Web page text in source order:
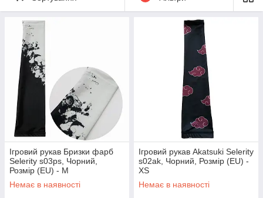
Ігровий рукав Бризки фарб
Selerity s03ps, Чорний,
Розмір (EU) - M
Немає в наявності
Ігровий рукав Akatsuki Selerity
s02ak, Чорний, Розмір (EU) -
XS
Немає в наявності